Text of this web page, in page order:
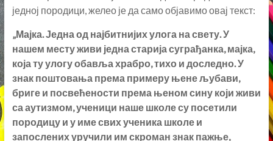
„Мајка. Једна од најбитнијих улога на свету. У
нашем месту живи једна старија суграђанка, мајка,
која ту улогу обавља храбро, тихо и доследно. У
знак поштовања према примеру њене љубави,
бриге и посвећености према њеном сину који живи
са аутизмом, ученици наше школе су посетили
породицу и у име свих ученика школе и
запослених уручили им скроман знак пажње,
подршке.“